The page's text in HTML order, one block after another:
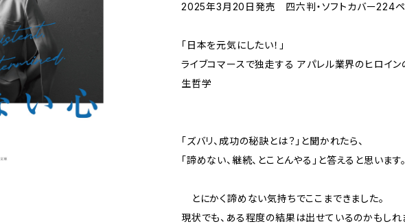
2025年3月20日発売 四六判・ソフトカバー224
「日本を元気にしたい！」
ライブコマースで独走する アパレル業界のヒロイン
生哲学
「ズバリ、成功の秘訣とは？」と聞かれたら、
「諦めない、継続、とことんやる」と答えると思います。
とにかく諦めない気持ちでここまできました。
現状でも、ある程度の結果は出せているのかもしれ